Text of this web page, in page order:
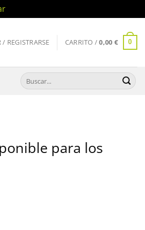
/ REGISTRARSE CARRITO /0,00 € 0
Buscar
por:
para los